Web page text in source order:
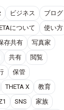
ビジネス
ブログ
について
使い方
存共有
写真家
共有
閲覧
保管
THETA X
教育
SNS
家族